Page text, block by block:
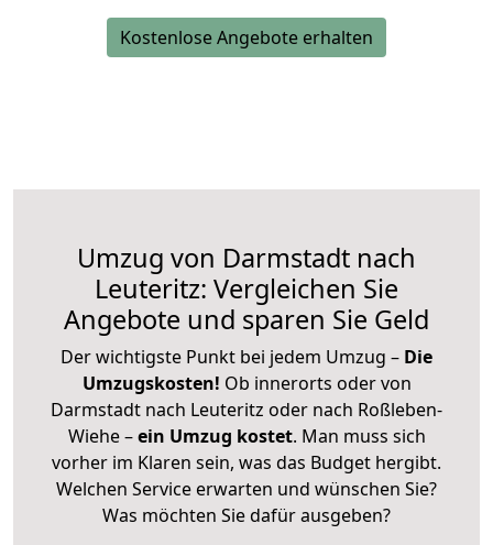
Kostenlose Angebote erhalten
Umzug von Darmstadt nach
Leuteritz: Vergleichen Sie
Angebote und sparen Sie Geld
Der wichtigste Punkt bei jedem Umzug – Die
Umzugskosten! Ob innerorts oder von
Darmstadt nach Leuteritz oder nach Roßleben-
Wiehe –ein Umzug kostet. Man muss sich
vorher im Klaren sein, was das Budget hergibt.
Welchen Service erwarten und wünschen Sie?
Was möchten Sie dafür ausgeben?